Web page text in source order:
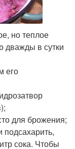
но теплое
дважды в сутки
его
для брожения;
подсахарить,
сока. Чтобы